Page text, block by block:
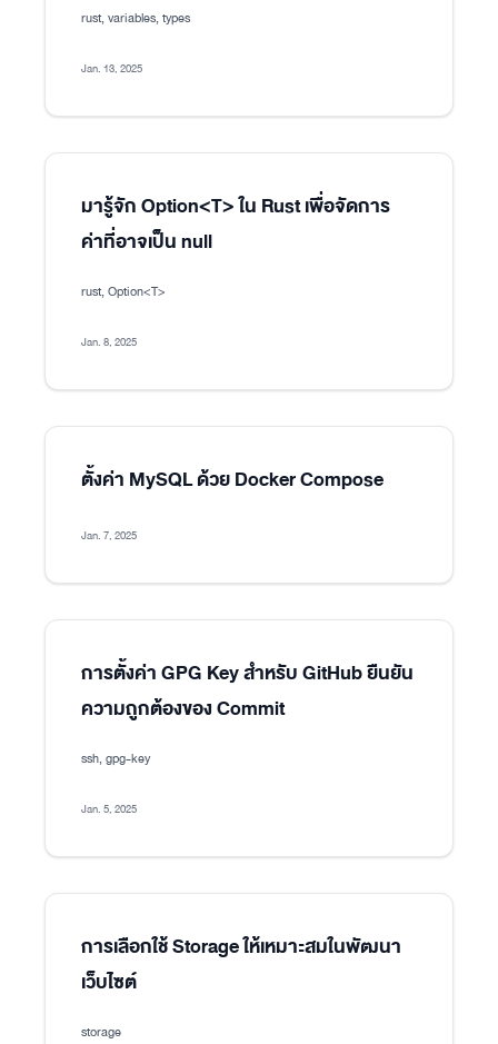
rust, variables, types
Jan. 13, 2025
มารู้จัก Option<T> ใน Rust เพื่อจัดการ
ค่าที่อาจเป็น null
rust, Option<T>
Jan. 8, 2025
ตั้งค่า MySQL ด้วย Docker Compose
Jan. 7, 2025
การตั้งค่า GPG Key สำหรับ GitHub ยืนยัน
ความถูกต้องของ Commit
ssh, gpg-key
Jan. 5, 2025
การเลือกใช้ Storage ให้เหมาะสมในพัฒนา
เว็บไซต์
storage